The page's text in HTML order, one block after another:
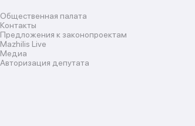
Общественная палата
Контакты
Предложения к законопроектам
Mazhilis Live
Медиа
Авторизация депутата